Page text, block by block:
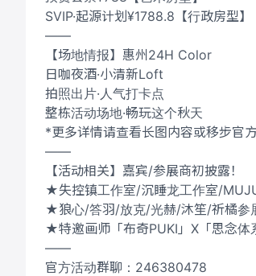
SVIP·起源计划¥1788.8【行政房型】
——
【场地情报】惠州24H Color
日咖夜酒·小清新Loft
拍照出片·人气打卡点
整栋活动场地·畅玩这个秋天
*更多详情请查看长图内容或移步官
——
【活动相关】嘉宾/参展商初披露！
★失控镇工作室/沉睡龙工作室/
★狼心/答羽/放克/光赫/沐笙/祈橘参
★特邀画师「布奇PUKI」X「思念体
——
官方活动群聊：246380478